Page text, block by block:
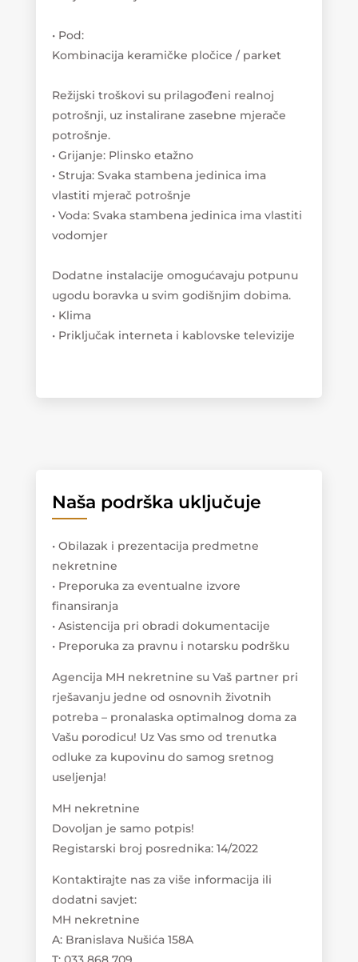
• Pod:
Kombinacija keramičke pločice / parket
Režijski troškovi su prilagođeni realnoj
potrošnji, uz instalirane zasebne mjerače
potrošnje.
• Grijanje: Plinsko etažno
• Struja: Svaka stambena jedinica ima
vlastiti mjerač potrošnje
• Voda: Svaka stambena jedinica ima vlastiti
vodomjer
Dodatne instalacije omogućavaju potpunu
ugodu boravka u svim godišnjim dobima.
• Klima
• Priključak interneta i kablovske televizije
Naša podrška uključuje
• Obilazak i prezentacija predmetne
nekretnine
• Preporuka za eventualne izvore
finansiranja
• Asistencija pri obradi dokumentacije
• Preporuka za pravnu i notarsku podršku
Agencija MH nekretnine su Vaš partner pri
rješavanju jedne od osnovnih životnih
potreba – pronalaska optimalnog doma za
Vašu porodicu! Uz Vas smo od trenutka
odluke za kupovinu do samog sretnog
useljenja!
MH nekretnine
Dovoljan je samo potpis!
Registarski broj posrednika: 14/2022
Kontaktirajte nas za više informacija ili
dodatni savjet:
MH nekretnine
A: Branislava Nušića 158A